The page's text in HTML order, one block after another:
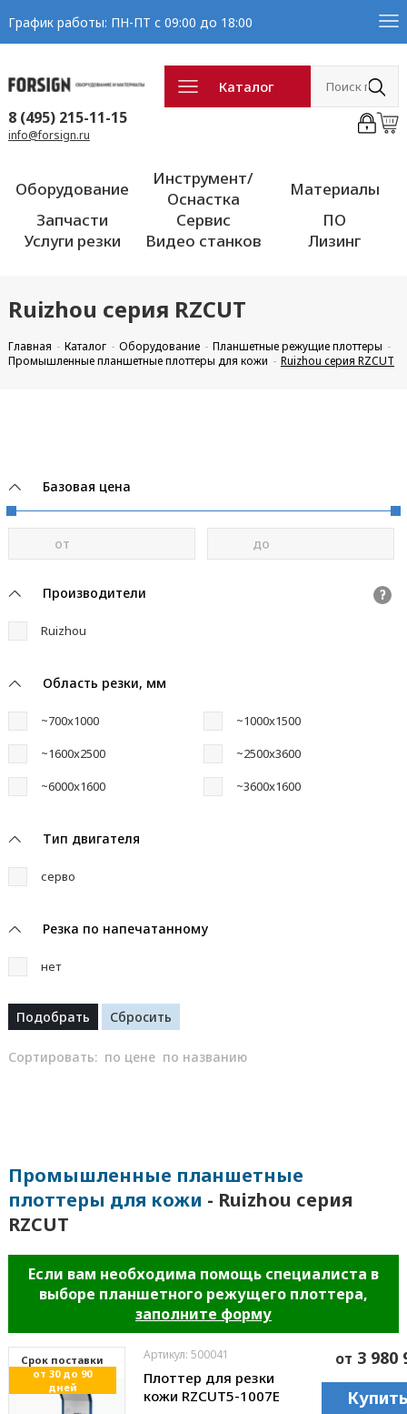
График работы: ПН-ПТ с 09:00 до 18:00
Каталог
8 (495) 215-11-15
info@forsign.ru
Оборудование
Инструмент/
Оснастка
Материалы
Запчасти
Сервис
ПО
Услуги резки
Видео станков Лизинг
Ruizhou серия RZCUT
Главная Каталог Оборудование
Планшетные режущие плоттеры
Промышленные планшетные плоттеры для кожи
Ruizhou серия RZCUT
Базовая цена
от до
Производители ?
Ruizhou
Область резки, мм
~700x1000
~1000x1500
~1600x2500
~2500x3600
~6000x1600
~3600x1600
Тип двигателя
серво
Резка по напечатанному
нет
Сортировать: по цене по названию
Промышленные планшетные
плоттеры для кожи - Ruizhou серия
RZCUT
Если вам необходима помощь специалиста в
выборе планшетного режущего плоттера,
заполните форму
Cрок поставки
от 30 до 90
дней
Артикул: 500041
Плоттер для резки
кожи RZCUT5-1007E
от 3 980